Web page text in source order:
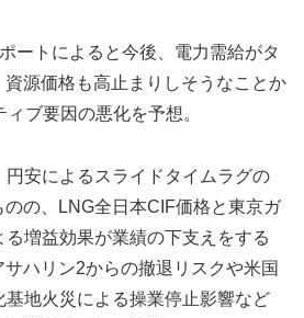
ートによると今後、電力需給がタ
源価格も高止まりしそうなことか
ブ要因の悪化を予想。
円安によるスライドタイムラグの
の、LNG全日本CIF価格と東京ガ
増益効果が業績の下支えをする
ハリン2からの撤退リスクや米国
基地火災による操業停止影響など